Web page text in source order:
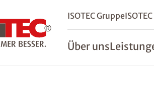
ISOTEC Gruppe
Über uns